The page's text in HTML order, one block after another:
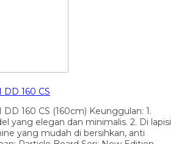
160 CS
160 CS (160cm) Keunggulan: 1.
yang elegan dan minimalis. 2. Di lapisi
yang mudah di bersihkan, anti